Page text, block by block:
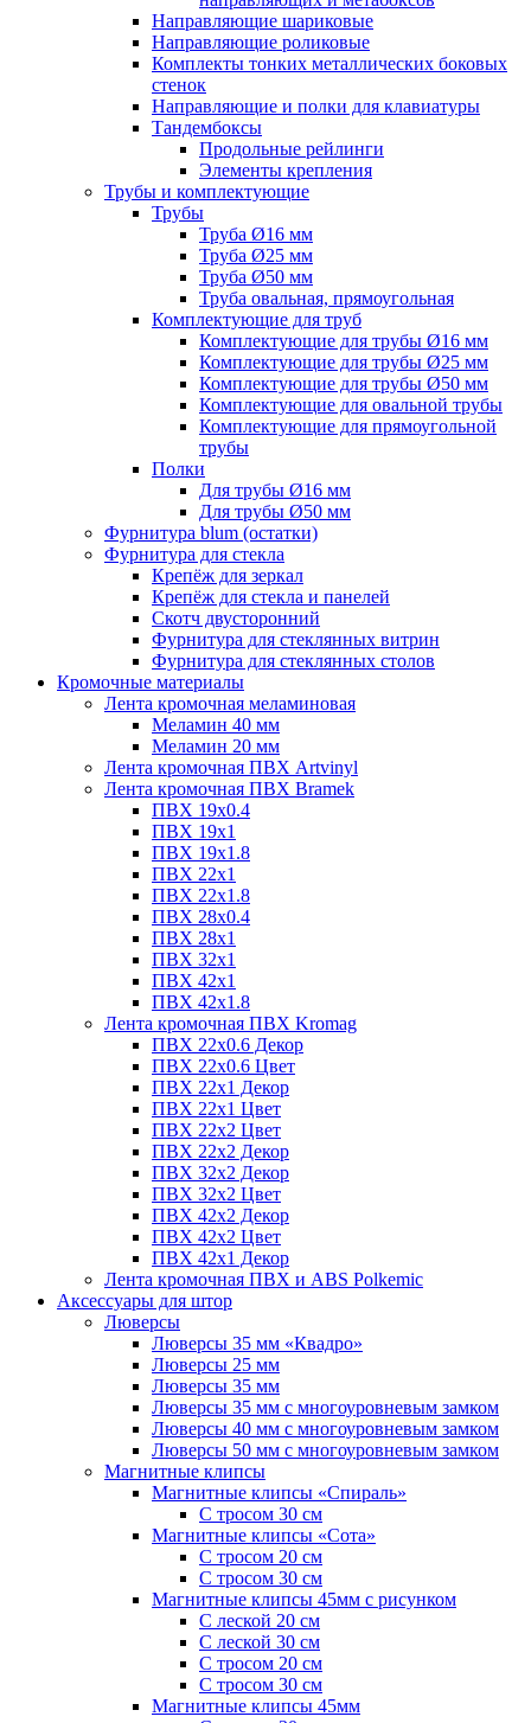
Направляющие шариковые
Направляющие роликовые
Комплекты тонких металлических боковых
стенок
Направляющие и полки для клавиатуры
Тандембоксы
Продольные рейлинги
Элементы крепления
Трубы и комплектующие
Трубы
Труба Ø16 мм
Труба Ø25 мм
Труба Ø50 мм
Труба овальная, прямоугольная
Комплектующие для труб
Комплектующие для трубы Ø16 мм
Комплектующие для трубы Ø25 мм
Комплектующие для трубы Ø50 мм
Комплектующие для овальной трубы
Комплектующие для прямоугольной
трубы
Полки
Для трубы Ø16 мм
Для трубы Ø50 мм
Фурнитура blum (остатки)
Фурнитура для стекла
Крепёж для зеркал
Крепёж для стекла и панелей
Скотч двусторонний
Фурнитура для стеклянных витрин
Фурнитура для стеклянных столов
Кромочные материалы
Лента кромочная меламиновая
Меламин 40 мм
Меламин 20 мм
Лента кромочная ПВХ Artvinyl
Лента кромочная ПВХ Bramek
ПВХ 19x0.4
ПВХ 19х1
ПВХ 19х1.8
ПВХ 22х1
ПВХ 22х1.8
ПВХ 28х0.4
ПВХ 28х1
ПВХ 32x1
ПВХ 42х1
ПВХ 42х1.8
Лента кромочная ПВХ Kromag
ПВХ 22x0.6 Декор
ПВХ 22x0.6 Цвет
ПВХ 22x1 Декор
ПВХ 22x1 Цвет
ПВХ 22x2 Цвет
ПВХ 22x2 Декор
ПВХ 32x2 Декор
ПВХ 32x2 Цвет
ПВХ 42x2 Декор
ПВХ 42x2 Цвет
ПВХ 42x1 Декор
Лента кромочная ПВХ и ABS Polkemic
Аксессуары для штор
Люверсы
Люверсы 35 мм «Квадро»
Люверсы 25 мм
Люверсы 35 мм
Люверсы 35 мм с многоуровневым замком
Люверсы 40 мм с многоуровневым замком
Люверсы 50 мм с многоуровневым замком
Магнитные клипсы
Магнитные клипсы «Спираль»
С тросом 30 см
Магнитные клипсы «Сота»
С тросом 20 см
С тросом 30 см
Магнитные клипсы 45мм с рисунком
С леской 20 см
С леской 30 см
С тросом 20 см
С тросом 30 см
Магнитные клипсы 45мм